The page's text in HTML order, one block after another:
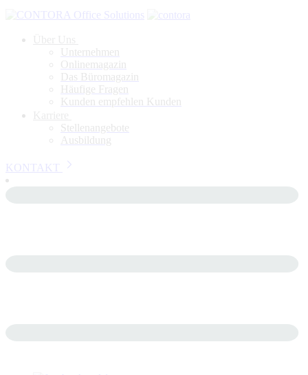
Unternehmen
Onlinemagazin
Das Büromagazin
Häufige Fragen
Kunden empfehlen Kunden
Stellenangebote
Ausbildung
KONTAKT